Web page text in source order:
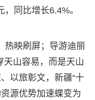
同比增长6.4%。
热映刷屏；导游迪丽
天山容易，而是天山
以旅彰文，新疆“十
源优势加速蝶变为